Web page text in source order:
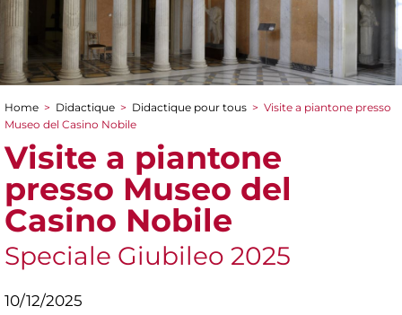
You are here
Home > Didactique > Didactique pour tous > Visite a piantone presso
Museo del Casino Nobile
Visite a piantone
presso Museo del
Casino Nobile
Speciale Giubileo 2025
10/12/2025